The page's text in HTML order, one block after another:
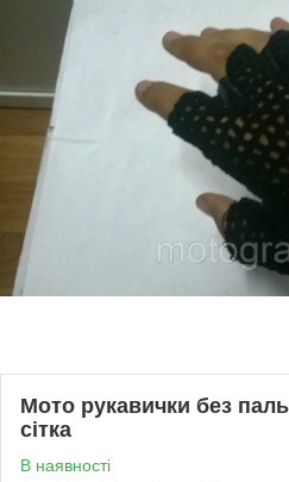
Мото рукавички без
сітка
В наявності